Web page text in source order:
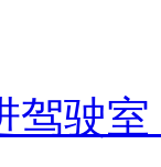
驾驶